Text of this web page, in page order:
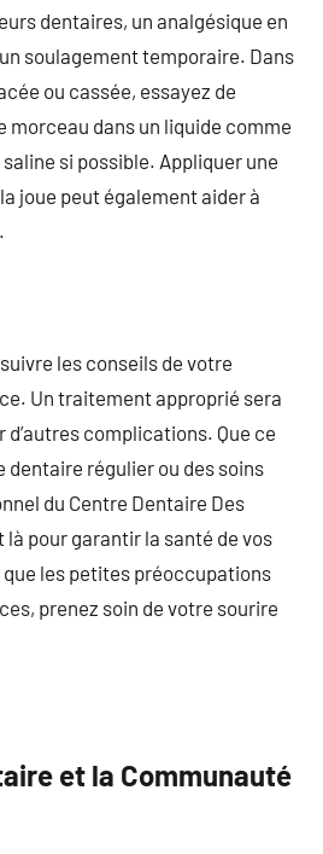
dentaires, un analgésique en
soulagement temporaire. Dans
ou cassée, essayez de
morceau dans un liquide comme
si possible. Appliquer une
joue peut également aider à
les conseils de votre
Un traitement approprié sera
complications. Que ce
dentaire régulier ou des soins
du Centre Dentaire Des
là pour garantir la santé de vos
que les petites préoccupations
prenez soin de votre sourire
et la Communauté